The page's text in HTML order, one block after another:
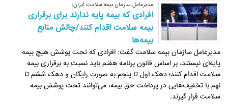
مدیرعامل سازمان بیمه سلامت ایران:
افرادی که بیمه پایه ندارند برای برقراری
بیمه سلامت اقدام کنند/چالش منابع
بیمه‌ها
مدیرعامل سازمان بیمه سلامت گفت: افرادی که تحت پوشش هیچ بیمه
پایه‌ای نیستند، بر اساس قانون برنامه هفتم باید نسبت به برقراری بیمه
سلامت اقدام کنند؛ دهک اول تا پنجم به صورت رایگان و دهک ششم تا
نهم با تخفیف‌هایی در پرداخت حق بیمه، می‌توانند تحت پوشش بیمه
سلامت قرار گیرند.